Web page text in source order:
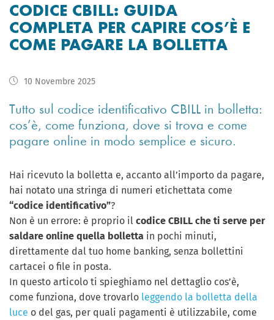
CODICE CBILL: GUIDA
COMPLETA PER CAPIRE COS’È E
COME PAGARE LA BOLLETTA
10 Novembre 2025
Tutto sul codice identificativo CBILL in bolletta:
cos’è, come funziona, dove si trova e come
pagare online in modo semplice e sicuro.
Hai ricevuto la bolletta e, accanto all’importo da pagare,
hai notato una stringa di numeri etichettata come
“codice identificativo”?
Non è un errore: è proprio il codice CBILL che ti serve per
saldare online quella bolletta in pochi minuti,
direttamente dal tuo home banking, senza bollettini
cartacei o file in posta.
In questo articolo ti spieghiamo nel dettaglio cos’è,
come funziona, dove trovarlo leggendo la bolletta della
luce o del gas, per quali pagamenti è utilizzabile, come